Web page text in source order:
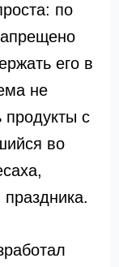
по
его в
не
продукты с
во